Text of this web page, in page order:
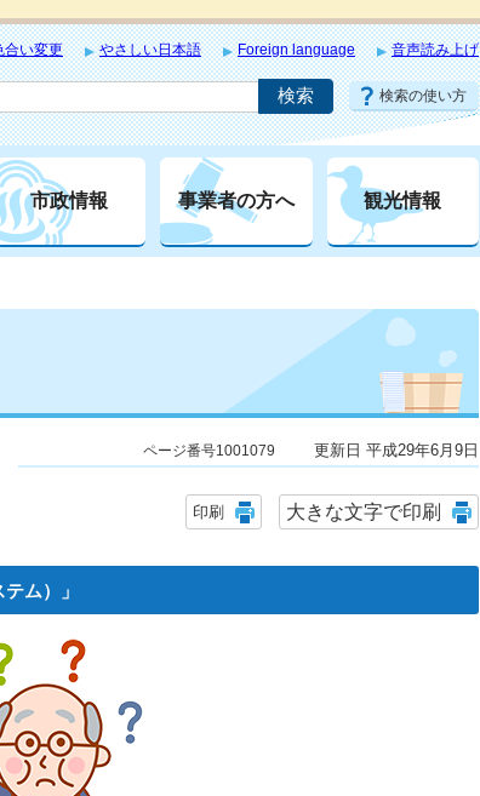
合い変更 やさしい日本語 Foreign language 音声読み上げ
検索の使い方
市政情報 事業者の方へ 観光情報
ページ番号1001079 更新日 平成29年6月9日
印刷 大きな文字で印刷
ム）」